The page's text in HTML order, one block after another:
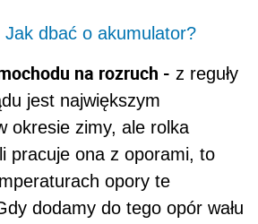
Jak dbać o akumulator?
na rozruch - z reguły
jest największym
okresie zimy, ale rolka
pracuje ona z oporami, to
opory te
dodamy do tego opór wału